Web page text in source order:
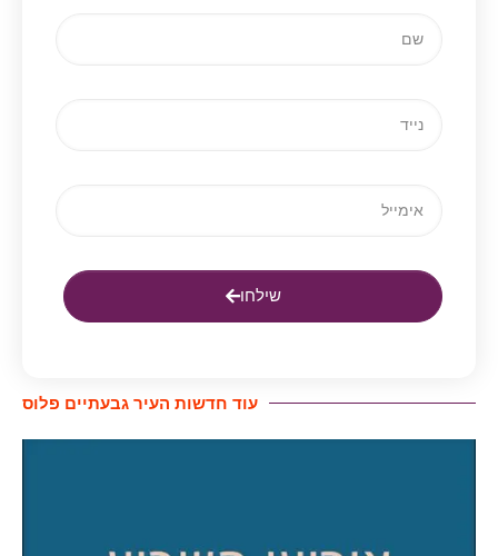
שילחו
עוד חדשות העיר גבעתיים פלוס​